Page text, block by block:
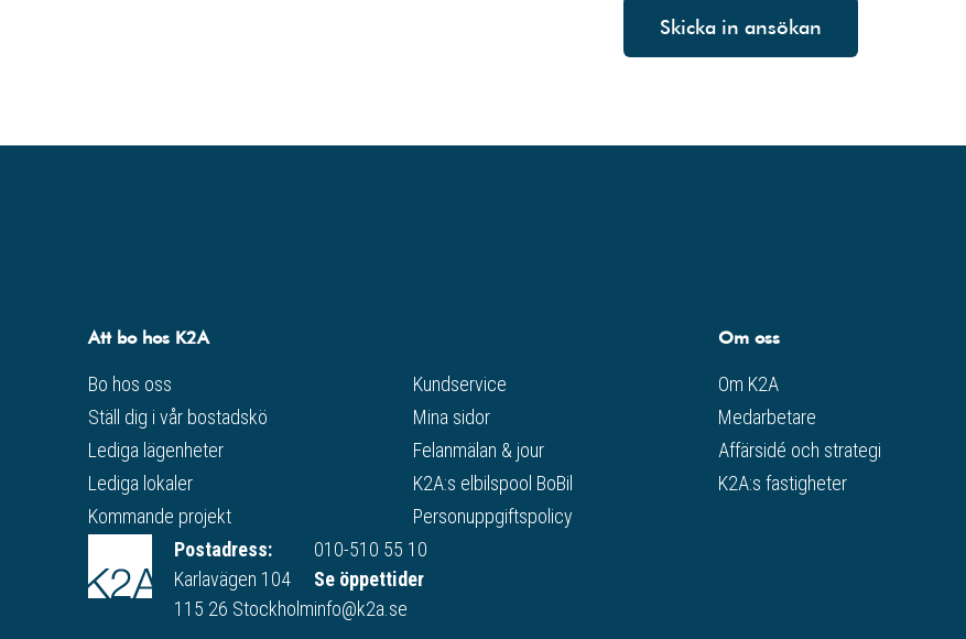
Skicka in ansökan
Postadress:
Karlavägen 104
115 26 Stockholm
010-510 55 10
Se öppettider
info@k2a.se
Att bo hos K2A
Bo hos oss
Ställ dig i vår bostadskö
Lediga lägenheter
Lediga lokaler
Kommande projekt
Kundservice
Mina sidor
Felanmälan & jour
K2A:s elbilspool BoBil
Personuppgiftspolicy
Om oss
Om K2A
Medarbetare
Affärsidé och strategi
K2A:s fastigheter